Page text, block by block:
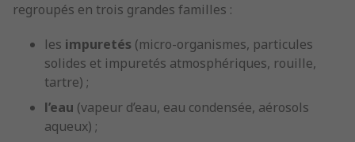
regroupés en trois grandes familles :
les impuretés (micro-organismes, particules
solides et impuretés atmosphériques, rouille,
tartre) ;
l’eau (vapeur d’eau, eau condensée, aérosols
aqueux) ;